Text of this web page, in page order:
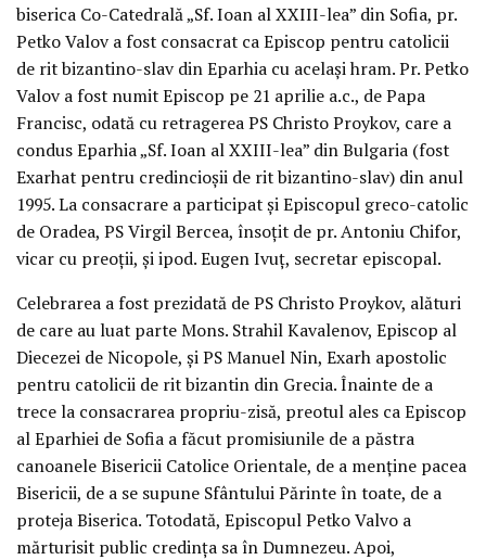
biserica Co-Catedrală „Sf. Ioan al XXIII-lea” din Sofia, pr.
Petko Valov a fost consacrat ca Episcop pentru catolicii
de rit bizantino-slav din Eparhia cu același hram. Pr. Petko
Valov a fost numit Episcop pe 21 aprilie a.c., de Papa
Francisc, odată cu retragerea PS Christo Proykov, care a
condus Eparhia „Sf. Ioan al XXIII-lea” din Bulgaria (fost
Exarhat pentru credincioșii de rit bizantino-slav) din anul
1995. La consacrare a participat și Episcopul greco-catolic
de Oradea, PS Virgil Bercea, însoțit de pr. Antoniu Chifor,
vicar cu preoții, și ipod. Eugen Ivuț, secretar episcopal.
Celebrarea a fost prezidată de PS Christo Proykov, alături
de care au luat parte Mons. Strahil Kavalenov, Episcop al
Diecezei de Nicopole, și PS Manuel Nin, Exarh apostolic
pentru catolicii de rit bizantin din Grecia. Înainte de a
trece la consacrarea propriu-zisă, preotul ales ca Episcop
al Eparhiei de Sofia a făcut promisiunile de a păstra
canoanele Bisericii Catolice Orientale, de a menține pacea
Bisericii, de a se supune Sfântului Părinte în toate, de a
proteja Biserica. Totodată, Episcopul Petko Valvo a
mărturisit public credința sa în Dumnezeu. Apoi,